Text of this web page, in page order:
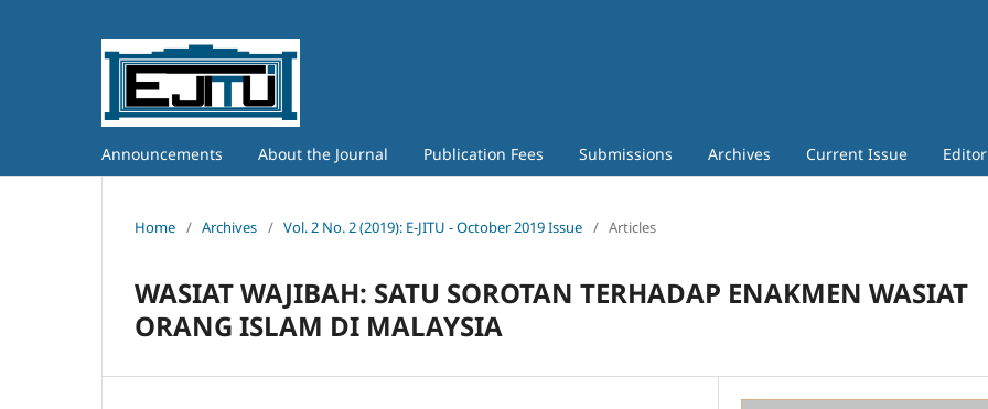
Announcements About the Journal Publication Fees Submissions Archives Current Issue
Home / Archives / Vol. 2 No. 2 (2019): E-JITU - October 2019 Issue / Articles
WASIAT WAJIBAH: SATU SOROTAN TERHADAP ENAKMEN WASIAT
ORANG ISLAM DI MALAYSIA